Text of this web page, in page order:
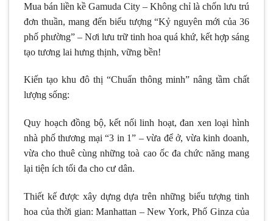
Mua bán liền kề Gamuda City – Không chỉ là chốn lưu trú
đơn thuần, mang đến biểu tượng “Kỷ nguyên mới của 36
phố phường” – Nơi lưu trữ tinh hoa quá khứ, kết hợp sáng
tạo tương lai hưng thịnh, vững bền!
Kiến tạo khu đô thị “Chuẩn thông minh” nâng tầm chất
lượng sống:
Quy hoạch đồng bộ, kết nối linh hoạt, đan xen loại hình
nhà phố thương mại “3 in 1” – vừa để ở, vừa kinh doanh,
vừa cho thuê cùng những toà cao ốc đa chức năng mang
lại tiện ích tối đa cho cư dân.
Thiết kế được xây dựng dựa trên những biểu tượng tinh
hoa của thời gian: Manhattan – New York, Phố Ginza của